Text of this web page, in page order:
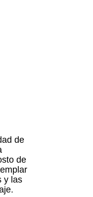
de
de
y las